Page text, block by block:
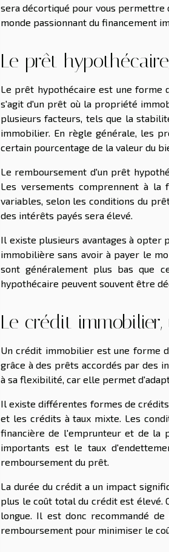
sera décortiqué pour vous permettre
monde passionnant du financement
Le prêt
Le prêt hypothécaire est une forme
s'agit d'un prêt où la propriété
plusieurs facteurs, tels que la
immobilier. En règle générale, les
certain pourcentage de la valeur du
Le remboursement d'un prêt
Les versements comprennent à
variables, selon les conditions du
des intérêts payés sera élevé.
Il existe plusieurs avantages à opter
immobilière sans avoir à payer le
sont généralement plus bas que
hypothécaire peuvent souvent être
Le crédit
Un crédit immobilier est une forme
grâce à des prêts accordés par des
à sa flexibilité, car elle permet
Il existe différentes formes de
et les crédits à taux mixte. Les
financière de l'emprunteur et de la
importants est le taux
remboursement du prêt.
La durée du crédit a un impact
plus le coût total du crédit est élevé.
longue. Il est donc recommandé
remboursement pour minimiser le